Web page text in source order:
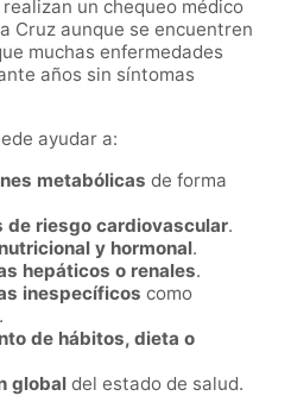
un chequeo médico
Cruz aunque se encuentren
muchas enfermedades
años sin síntomas
ayudar a:
metabólicas de forma
de riesgo cardiovascular.
y hormonal.
hepáticos o renales.
inespecíficos como
de hábitos, dieta o
global del estado de salud.